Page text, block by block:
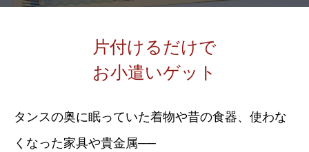
片付けるだけで
お小遣いゲット
タンスの奥に眠っていた着物や昔の食器、使わな
くなった家具や貴金属──